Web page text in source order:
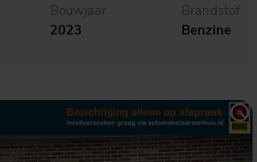
Bouwjaar
2023
Brandstof
Benzine